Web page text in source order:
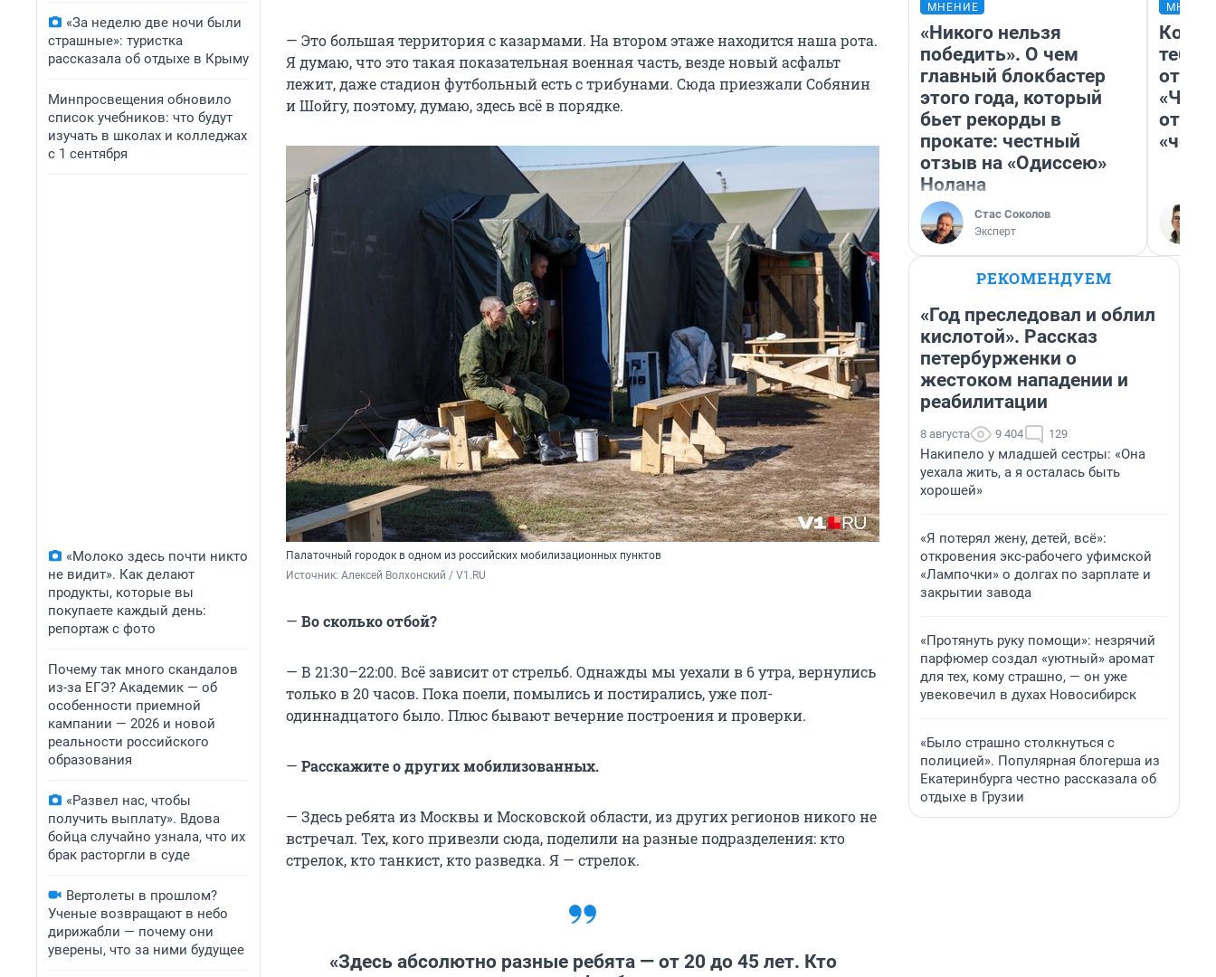
«За неделю две ночи были
страшные»: туристка
рассказала об отдыхе в Крыму
Минпросвещения обновило
список учебников: что будут
изучать в школах и колледжах
с 1 сентября
«Молоко здесь почти никто
не видит». Как делают
продукты, которые вы
покупаете каждый день:
репортаж с фото
Почему так много скандалов
из-за ЕГЭ? Академик — об
особенности приемной
кампании — 2026 и новой
реальности российского
образования
«Развел нас, чтобы
получить выплату». Вдова
бойца случайно узнала, что их
брак расторгли в суде
Вертолеты в прошлом?
Ученые возвращают в небо
дирижабли — почему они
уверены, что за ними будущее
— Это большая территория с казармами. На втором этаже находится наша рота.
Я думаю, что это такая показательная военная часть, везде новый асфальт
лежит, даже стадион футбольный есть с трибунами. Сюда приезжали Собянин
и Шойгу, поэтому, думаю, здесь всё в порядке.
Палаточный городок в одном из российских мобилизационных пунктов
Источник: Алексей Волхонский / V1.RU
— Во сколько отбой?
— В 21:30–22:00. Всё зависит от стрельб. Однажды мы уехали в 6 утра, вернулись
только в 20 часов. Пока поели, помылись и постирались, уже пол-
одиннадцатого было. Плюс бывают вечерние построения и проверки.
— Расскажите о других мобилизованных.
— Здесь ребята из Москвы и Московской области, из других регионов никого не
встречал. Тех, кого привезли сюда, поделили на разные подразделения: кто
стрелок, кто танкист, кто разведка. Я — стрелок.
«Здесь абсолютно разные ребята — от 20 до 45 лет. Кто
МНЕНИЕ
«Никого нельзя
победить». О чем
главный блокбастер
этого года, который
бьет рекорды в
прокате: честный
отзыв на «Одиссею»
Нолана
Стас Соколов
Эксперт
тебя
РЕКОМЕНДУЕМ
«Год преследовал и облил
кислотой». Рассказ
петербурженки о
жестоком нападении и
реабилитации
8 августа 9 404 129
Накипело у младшей сестры: «Она
уехала жить, а я осталась быть
хорошей»
«Я потерял жену, детей, всё»:
откровения экс-рабочего уфимской
«Лампочки» о долгах по зарплате и
закрытии завода
«Протянуть руку помощи»: незрячий
парфюмер создал «уютный» аромат
для тех, кому страшно, — он уже
увековечил в духах Новосибирск
«Было страшно столкнуться с
полицией». Популярная блогерша из
Екатеринбурга честно рассказала об
отдыхе в Грузии